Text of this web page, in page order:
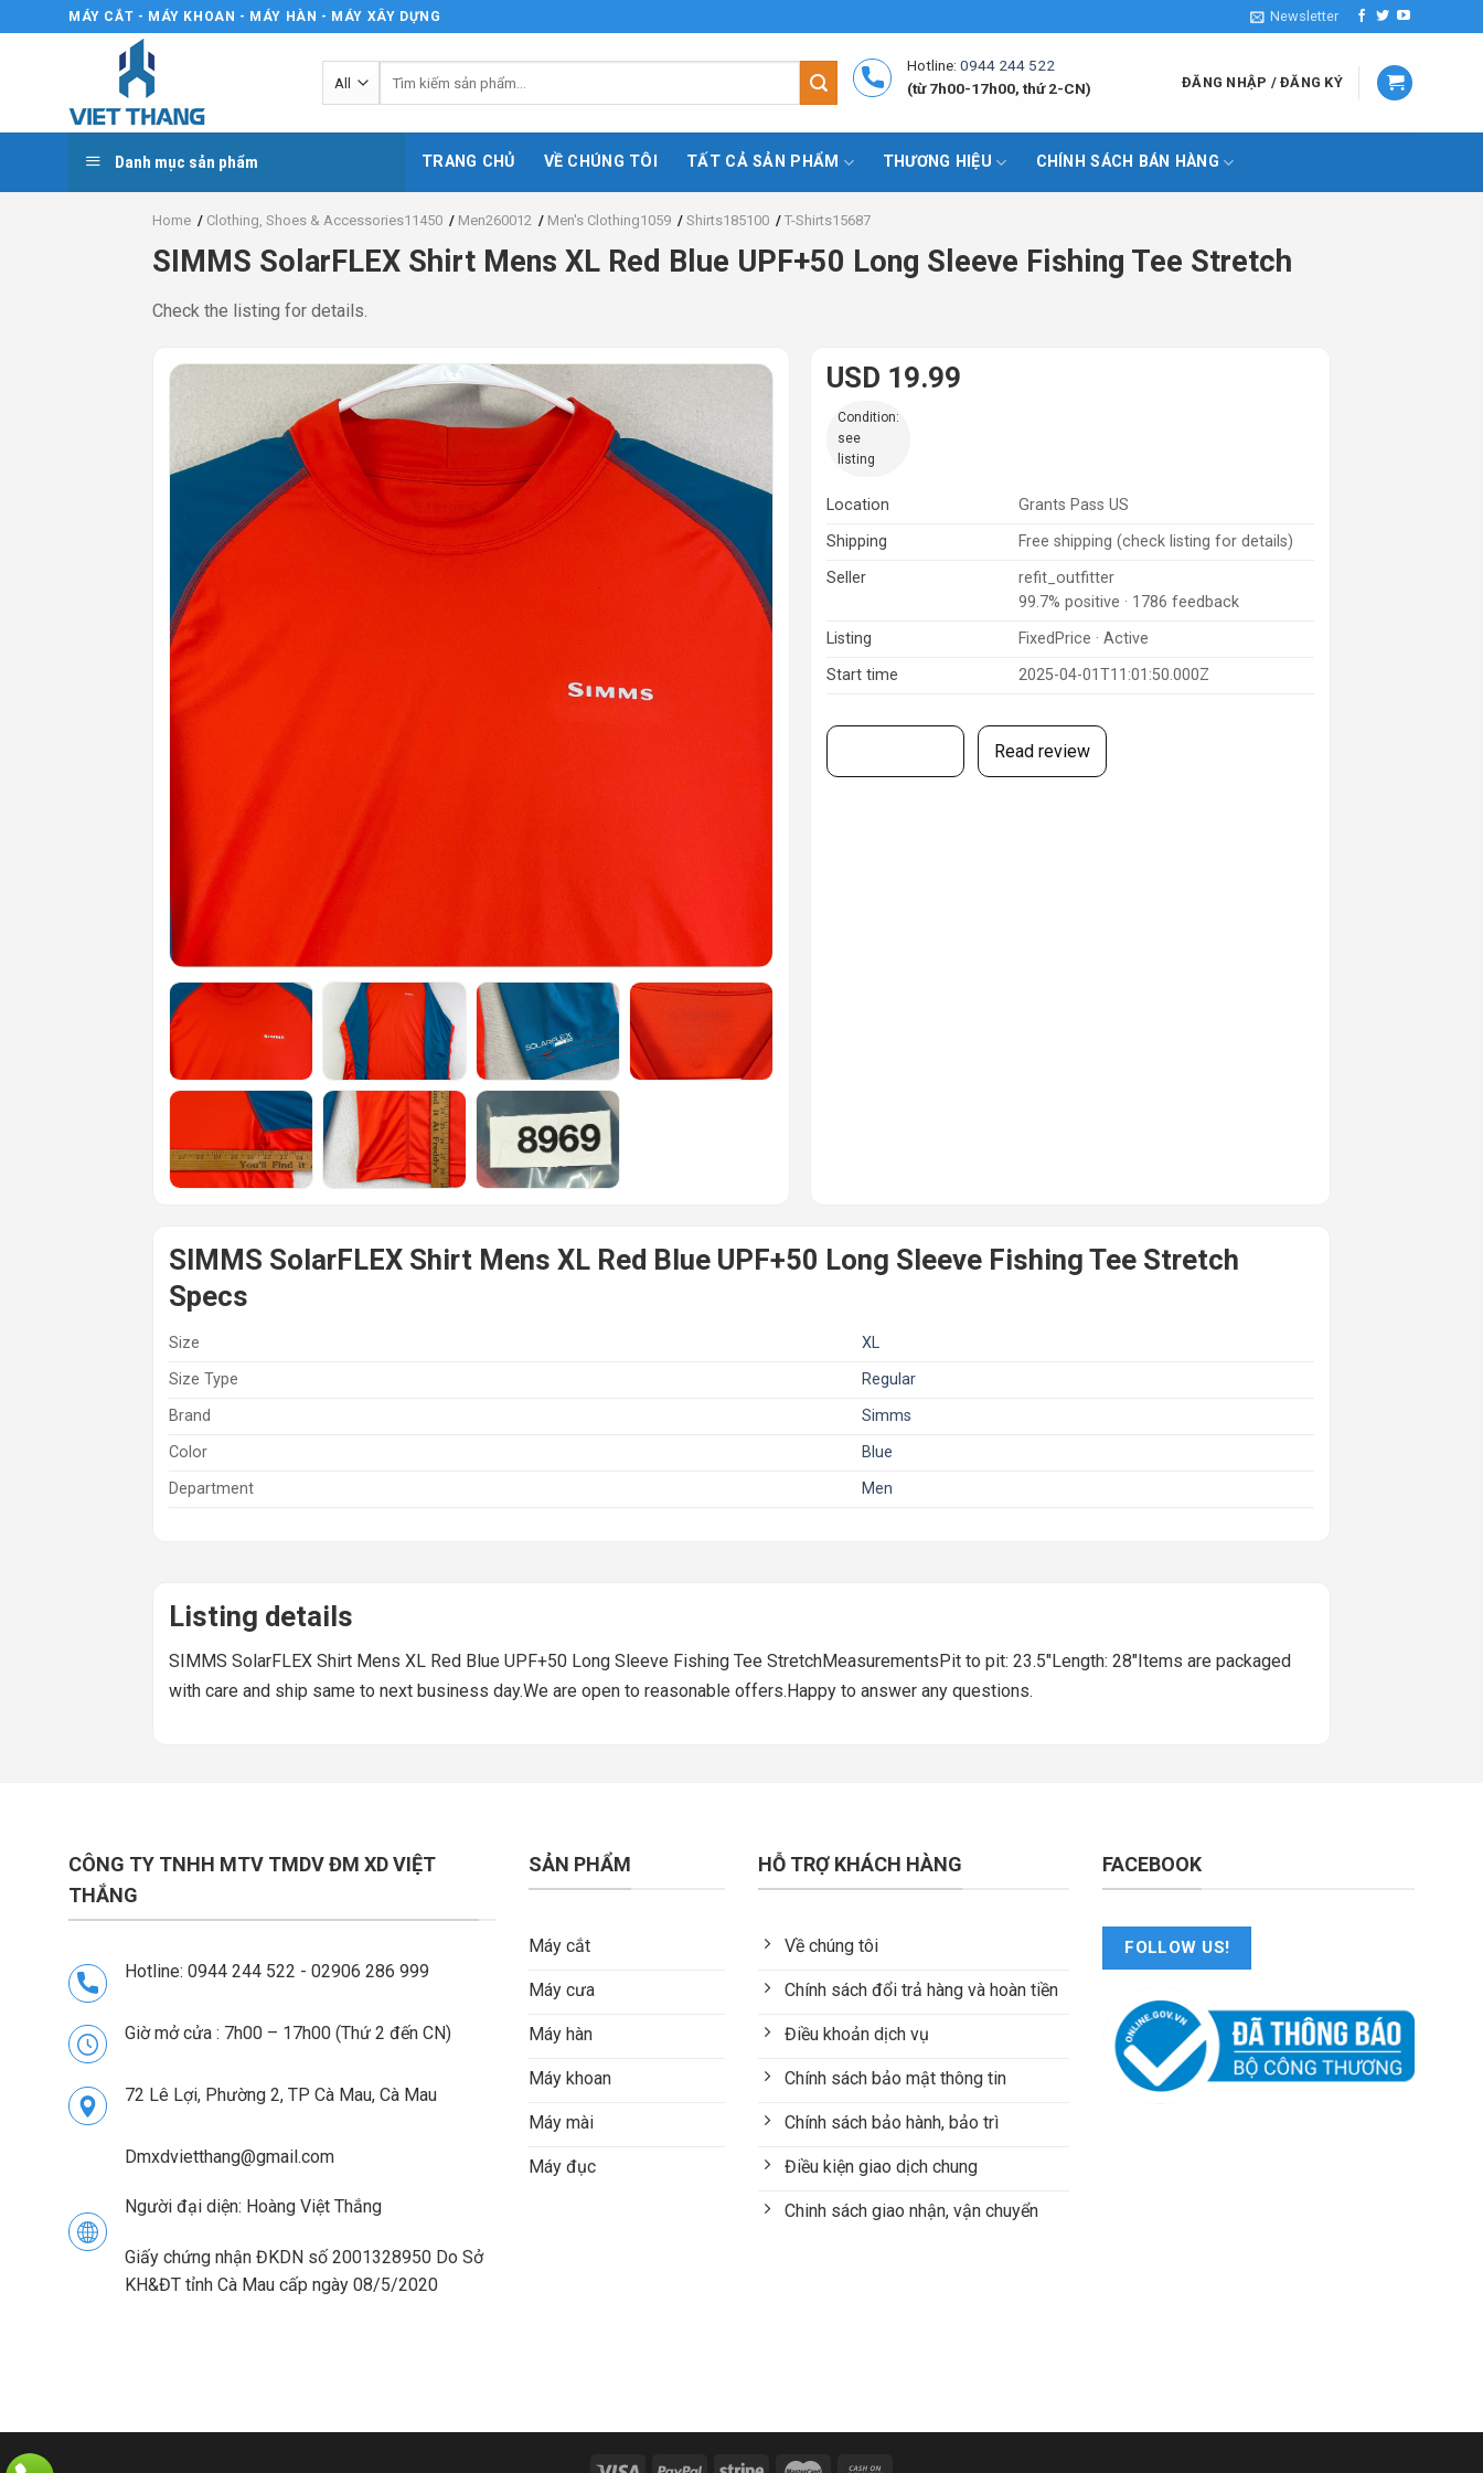
to
MÁY CẮT - MÁY KHOAN - MÁY HÀN - MÁY XÂY DỰNG Newsletter
kiếm:
Hotline: 0944 244 522
(từ 7h00-17h00, thứ 2-CN)
ĐĂNG NHẬP / ĐĂNG KÝ
Danh mục sản phẩm TRANG CHỦ VỀ CHÚNG TÔI TẤT CẢ SẢN PHẨM THƯƠNG HIỆU CHÍNH SÁCH BÁN HÀNG
Home / Clothing, Shoes & Accessories11450 / Men260012 / Men's Clothing1059 / Shirts185100 / T-Shirts15687
SIMMS SolarFLEX Shirt Mens XL Red Blue UPF+50 Long Sleeve Fishing Tee Stretch
Check the listing for details.
USD 19.99
Condition:
see
listing
Location
Grants Pass US
Shipping
Free shipping (check listing for details)
Seller
refit_outfitter
99.7% positive · 1786 feedback
Listing
FixedPrice · Active
Start time
2025-04-01T11:01:50.000Z
Read review
SIMMS SolarFLEX Shirt Mens XL Red Blue UPF+50 Long Sleeve Fishing Tee Stretch
Specs
Size
XL
Size Type
Regular
Brand
Simms
Color
Blue
Department
Men
Listing details
SIMMS SolarFLEX Shirt Mens XL Red Blue UPF+50 Long Sleeve Fishing Tee StretchMeasurementsPit to pit: 23.5"Length: 28"Items are packaged
with care and ship same to next business day.We are open to reasonable offers.Happy to answer any questions.
CÔNG TY TNHH MTV TMDV ĐM XD VIỆT
THẮNG
Hotline: 0944 244 522 - 02906 286 999
Giờ mở cửa : 7h00 – 17h00 (Thứ 2 đến CN)
72 Lê Lợi, Phường 2, TP Cà Mau, Cà Mau
Dmxdvietthang@gmail.com
Người đại diện: Hoàng Việt Thắng
Giấy chứng nhận ĐKDN số 2001328950 Do Sở
KH&ĐT tỉnh Cà Mau cấp ngày 08/5/2020
SẢN PHẨM
Máy cắt
Máy cưa
Máy hàn
Máy khoan
Máy mài
Máy đục
HỖ TRỢ KHÁCH HÀNG
Về chúng tôi
Chính sách đổi trả hàng và hoàn tiền
Điều khoản dịch vụ
Chính sách bảo mật thông tin
Chính sách bảo hành, bảo trì
Điều kiện giao dịch chung
Chinh sách giao nhận, vận chuyển
FACEBOOK
FOLLOW US!